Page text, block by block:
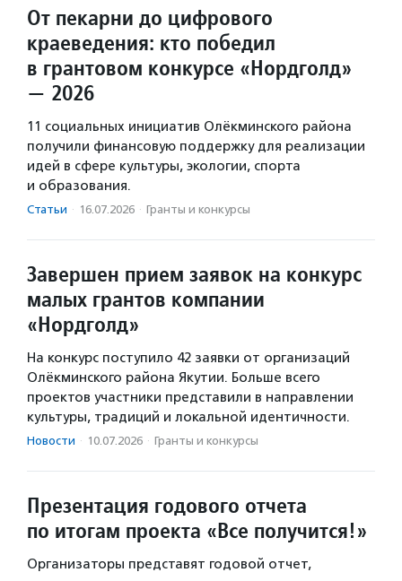
От пекарни до цифрового
краеведения: кто победил
в грантовом конкурсе «Нордголд»
— 2026
11 социальных инициатив Олёкминского района
получили финансовую поддержку для реализации
идей в сфере культуры, экологии, спорта
и образования.
Статьи · 16.07.2026 · Гранты и конкурсы
Завершен прием заявок на конкурс
малых грантов компании
«Нордголд»
На конкурс поступило 42 заявки от организаций
Олёкминского района Якутии. Больше всего
проектов участники представили в направлении
культуры, традиций и локальной идентичности.
Новости · 10.07.2026 · Гранты и конкурсы
Презентация годового отчета
по итогам проекта «Все получится!»
Организаторы представят годовой отчет,